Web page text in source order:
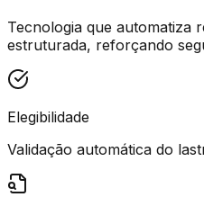
Tecnologia que automatiza
estruturada, reforçando
Elegibilidade
Validação automática do